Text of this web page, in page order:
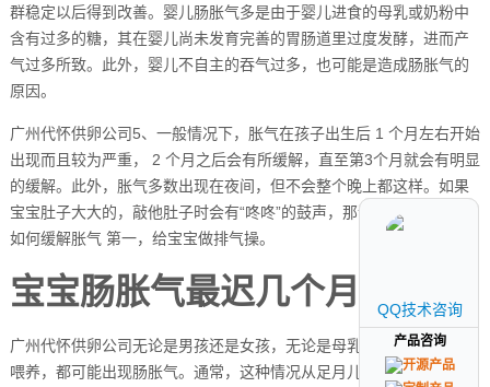
群稳定以后得到改善。婴儿肠胀气多是由于婴儿进食的母乳或奶粉中
含有过多的糖，其在婴儿尚未发育完善的胃肠道里过度发酵，进而产
气过多所致。此外，婴儿不自主的吞气过多，也可能是造成肠胀气的
原因。
广州代怀供卵公司5、一般情况下，胀气在孩子出生后 1 个月左右开始
出现而且较为严重， 2 个月之后会有所缓解，直至第3个月就会有明显
的缓解。此外，胀气多数出现在夜间，但不会整个晚上都这样。如果
宝宝肚子大大的，敲他肚子时会有“咚咚”的鼓声，那说明宝宝胀气了。
如何缓解胀气 第一，给宝宝做排气操。
宝宝肠胀气最迟几个月消失
广州代怀供卵公司无论是男孩还是女孩，无论是母乳喂养还是配方奶
喂养，都可能出现肠胀气。通常，这种情况从足月儿出生后第二个月
QQ技术咨询
产品咨询
QQ技术咨询
产品咨询